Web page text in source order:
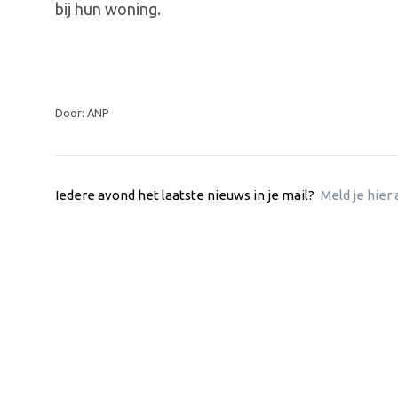
bij hun woning.
Door: ANP
Iedere avond het laatste nieuws in je mail? Meld je hier